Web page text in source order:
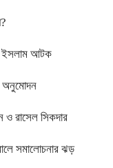
ইসলাম আটক
অনুমোদন
ও রাসেল সিকদার
সমালোচনার ঝড়